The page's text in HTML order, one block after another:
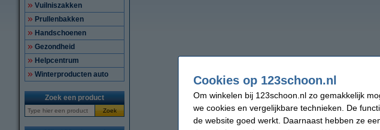
Vuilniszakken
Prullenbakken
Handschoenen
Gezondheid
Helpcentrum
Winterproducten auto
Zoek een product
Zoek
Cookies op 123schoon.nl
Om winkelen bij 123schoon.nl zo gemakkelijk
we cookies en vergelijkbare technieken. De
de website goed werkt. Daarnaast hebben ze